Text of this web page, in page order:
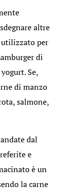
altre
utilizzato per
di
Se,
di manzo
salmone,
dal
e
è un
la carne